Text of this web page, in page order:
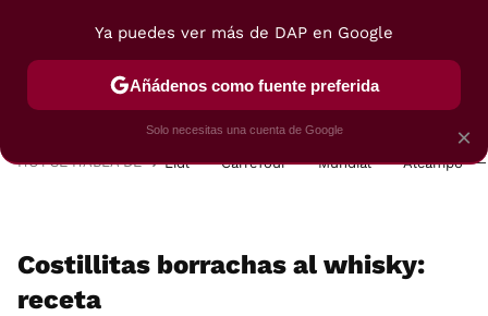
POSTRES VIAJES SELECCIÓN VEGUI
HOY SE HABLA DE Lidl Carrefour Mundial Alcampo
Costillitas borrachas al whisky:
receta
×
Ya puedes ver más de DAP en Google
Añádenos como fuente preferida
Solo necesitas una cuenta de Google